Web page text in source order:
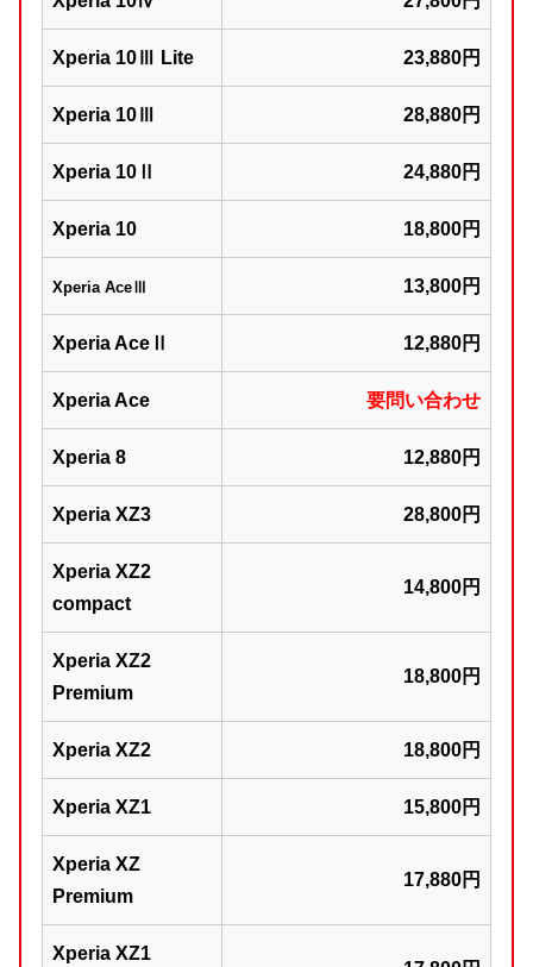
Xperia 10Ⅲ Lite 23,880円
Xperia 10Ⅲ 28,880円
Xperia 10Ⅱ 24,880円
Xperia 10 18,800円
Xperia AceⅢ 13,800円
Xperia AceⅡ 12,880円
Xperia Ace 要問い合わせ
Xperia 8 12,880円
Xperia XZ3 28,800円
Xperia XZ2
compact
14,800円
Xperia XZ2
Premium
18,800円
Xperia XZ2 18,800円
Xperia XZ1 15,800円
Xperia XZ
Premium
17,880円
Xperia XZ1